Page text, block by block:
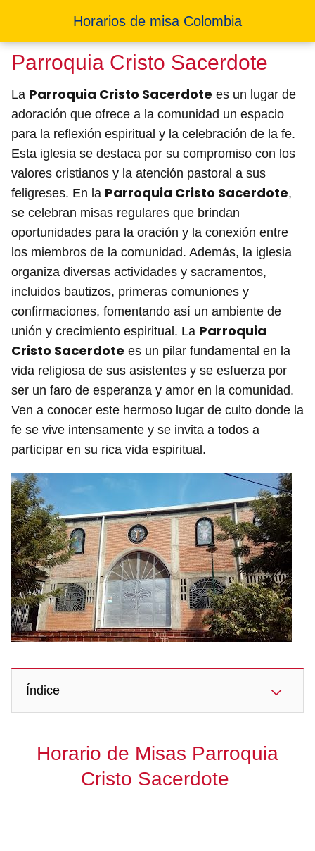
Horarios de misa Colombia
Parroquia Cristo Sacerdote
La Parroquia Cristo Sacerdote es un lugar de
adoración que ofrece a la comunidad un espacio
para la reflexión espiritual y la celebración de la fe.
Esta iglesia se destaca por su compromiso con los
valores cristianos y la atención pastoral a sus
feligreses. En la Parroquia Cristo Sacerdote,
se celebran misas regulares que brindan
oportunidades para la oración y la conexión entre
los miembros de la comunidad. Además, la iglesia
organiza diversas actividades y sacramentos,
incluidos bautizos, primeras comuniones y
confirmaciones, fomentando así un ambiente de
unión y crecimiento espiritual. La Parroquia
Cristo Sacerdote es un pilar fundamental en la
vida religiosa de sus asistentes y se esfuerza por
ser un faro de esperanza y amor en la comunidad.
Ven a conocer este hermoso lugar de culto donde la
fe se vive intensamente y se invita a todos a
participar en su rica vida espiritual.
Índice
Horario de Misas Parroquia
Cristo Sacerdote